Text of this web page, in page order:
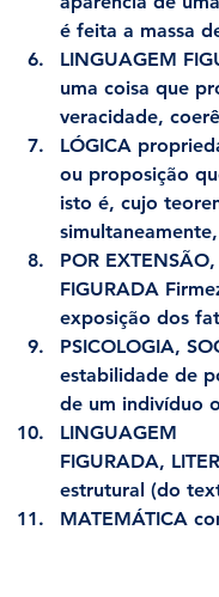
é feita a massa
LINGUAGEM
uma coisa que
veracidade,
LÓGICA
ou proposição
isto é, cujo
POR
FIGURADA
exposição dos
PSICOLOGIA,
estabilidade de
de um indivíduo
LINGUAGEM
FIGURADA,
estrutural (do
MATEMÁTICA